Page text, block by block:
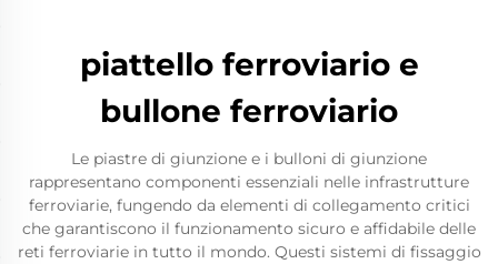
piattello ferroviario e
bullone ferroviario
Le piastre di giunzione e i bulloni di giunzione
rappresentano componenti essenziali nelle infrastrutture
ferroviarie, fungendo da elementi di collegamento critici
che garantiscono il funzionamento sicuro e affidabile delle
reti ferroviarie in tutto il mondo. Questi sistemi di fissaggio